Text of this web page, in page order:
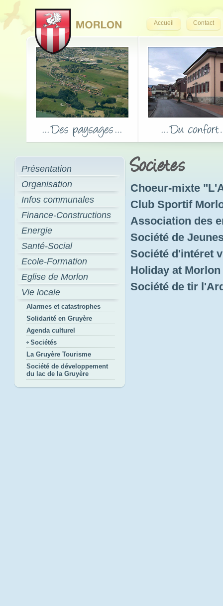
Accueil Contact
Présentation
Organisation
Infos communales
Finance-Constructions
Energie
Santé-Social
Ecole-Formation
Eglise de Morlon
Vie locale
Alarmes et catastrophes
Solidarité en Gruyère
Agenda culturel
Sociétés
La Gruyère Tourisme
Société de développement
du lac de la Gruyère
Societes
Choeur-mixte
Club Sportif
Association des
Société de
Société d'intéret
Holiday at
Société de tir